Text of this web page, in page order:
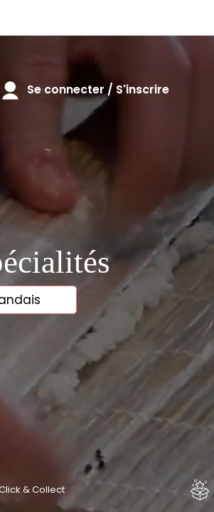
Se connecter / S'inscrire
& Collect COMMANDER